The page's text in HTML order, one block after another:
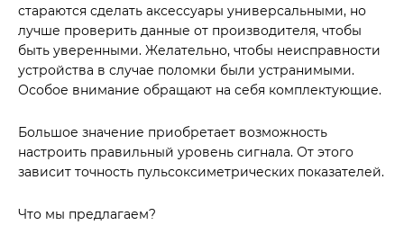
стараются сделать аксессуары универсальными, но
лучше проверить данные от производителя, чтобы
быть уверенными. Желательно, чтобы неисправности
устройства в случае поломки были устранимыми.
Особое внимание обращают на себя комплектующие.
Большое значение приобретает возможность
настроить правильный уровень сигнала. От этого
зависит точность пульсоксиметрических показателей.
Что мы предлагаем?